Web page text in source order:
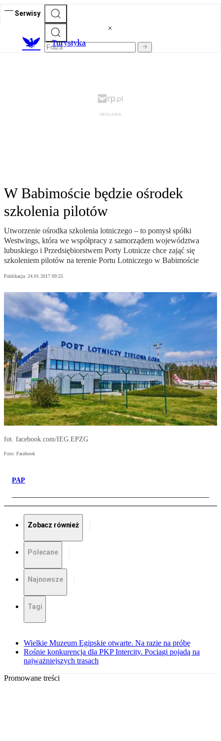
Serwisy
Turystyka
W Babimoście będzie ośrodek
szkolenia pilotów
Utworzenie ośrodka szkolenia lotniczego – to pomysł spółki
Westwings, która we współpracy z samorządem województwa
lubuskiego i Przedsiębiorstwem Porty Lotnicze chce zająć się
szkoleniem pilotów na terenie Portu Lotniczego w Babimoście
Publikacja: 24.01.2017 09:25
fot. facebook.com/IEG.EPZG
Foto: Facebook
PAP
Zobacz również
Polecane
Najnowsze
Tagi
Wielkie Muzeum Egipskie otwarte. Na razie na próbę
Rośnie konkurencja dla PKP Intercity. Pociągi pojadą na
najważniejszych trasach
Promowane treści